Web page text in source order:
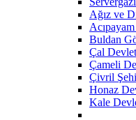
Ağız ve
Buldan
Çal
Çameli
Çivril
Honaz
Kale